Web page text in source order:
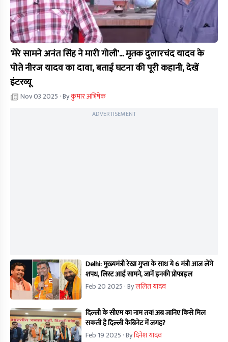
'मेरे सामने अनंत सिंह ने मारी गोली'... मृतक दुलारचंद यादव के
पोते नीरज यादव का दावा, बताई घटना की पूरी कहानी, देखें
इंटरव्यू
Nov 03 2025 · Byकुमार अभिषेक
ADVERTISEMENT
Delhi: मुख्यमंत्री रेखा गुप्ता के साथ ये 6 मंत्री आज लेंगे
शपथ, लिस्ट आई सामने, जानें इनकी प्रोफाइल
Feb 20 2025 · Byललित यादव
दिल्ली के सीएम का नाम तय! अब जानिए किसे मिल
सकती है दिल्ली कैबिनेट में जगह?
Feb 19 2025 · Byदिनेश यादव